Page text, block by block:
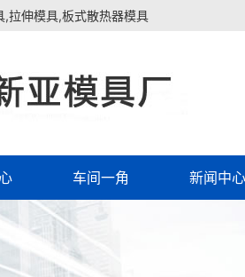
拉伸模具,板式散热器模具
车间一角 新闻中心